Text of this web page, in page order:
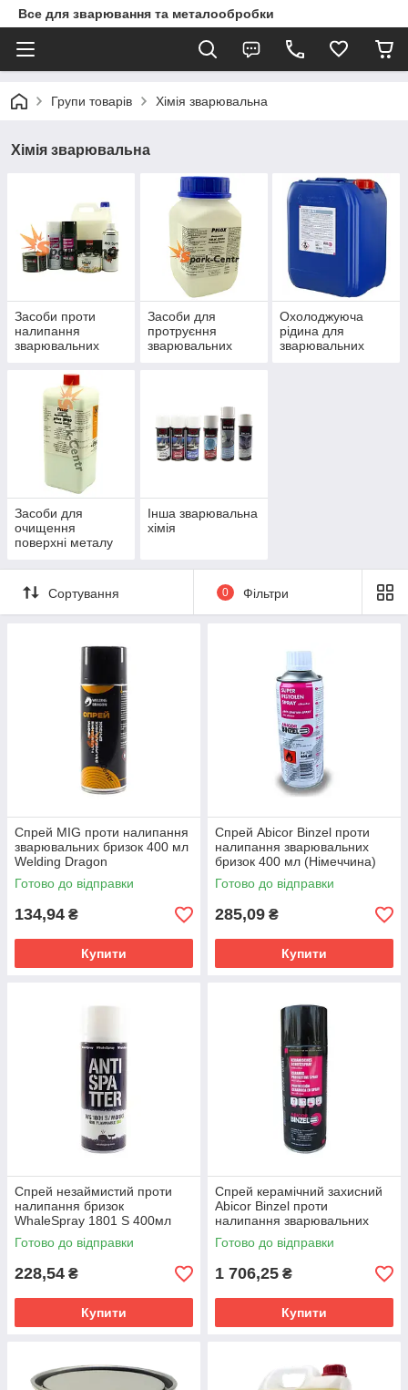
Все для зварювання та металообробки
Групи товарів Хімія зварювальна
Хімія зварювальна
Засоби проти
налипання
зварювальних
Засоби для
протруєння
зварювальних
Охолоджуюча
рідина для
зварювальних
Засоби для
очищення
поверхні металу
Інша зварювальна
хімія
Сортування 0 Фільтри
Спрей MIG проти налипання
зварювальних бризок 400 мл
Welding Dragon
Готово до відправки
134,94 ₴
Купити
Спрей Abicor Binzel проти
налипання зварювальних
бризок 400 мл (Німеччина)
Готово до відправки
285,09 ₴
Купити
Спрей незаймистий проти
налипання бризок
WhaleSpray 1801 S 400мл
Готово до відправки
228,54 ₴
Купити
Спрей керамічний захисний
Abicor Binzel проти
налипання зварювальних
бризок 400 мл (Німеччина)
Готово до відправки
1 706,25 ₴
Купити